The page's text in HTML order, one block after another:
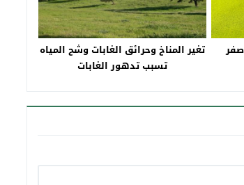
تغير المناخ وحرائق الغابات وشح المياه
تسبب تدهور الغابات